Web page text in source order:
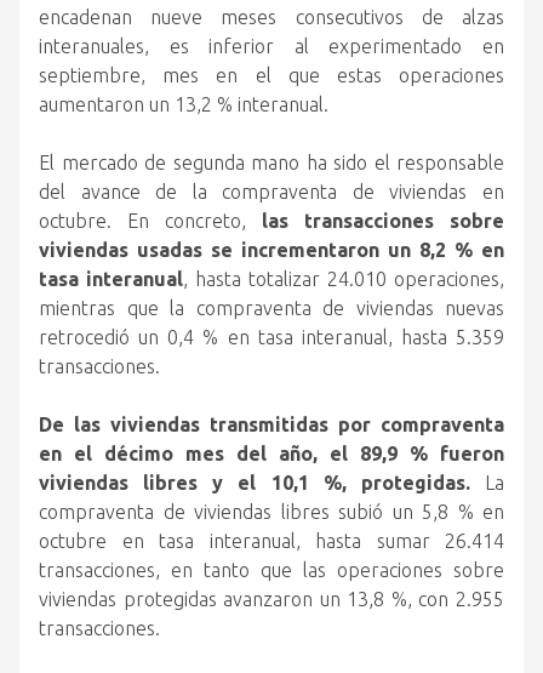
encadenan nueve meses consecutivos de alzas
interanuales, es inferior al experimentado en
septiembre, mes en el que estas operaciones
aumentaron un 13,2 % interanual.
El mercado de segunda mano ha sido el responsable
del avance de la compraventa de viviendas en
octubre. En concreto, las transacciones sobre
viviendas usadas se incrementaron un 8,2 % en
tasa interanual, hasta totalizar 24.010 operaciones,
mientras que la compraventa de viviendas nuevas
retrocedió un 0,4 % en tasa interanual, hasta 5.359
transacciones.
De las viviendas transmitidas por compraventa
en el décimo mes del año, el 89,9 % fueron
viviendas libres y el 10,1 %, protegidas.La
compraventa de viviendas libres subió un 5,8 % en
octubre en tasa interanual, hasta sumar 26.414
transacciones, en tanto que las operaciones sobre
viviendas protegidas avanzaron un 13,8 %, con 2.955
transacciones.